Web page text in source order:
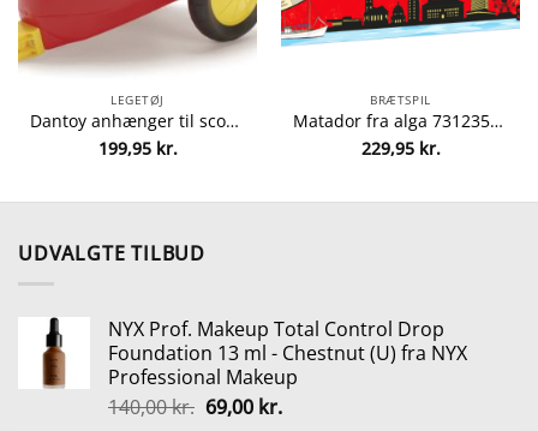
LEGETØJ
Dantoy anhænger til scooter fra dantoy 5701217033366
199,95 kr.
BRÆTSPIL
Matador fra alga 7312350127089
229,95 kr.
kr..
UDVALGTE TILBUD
NYX Prof. Makeup Total Control Drop
Foundation 13 ml - Chestnut (U) fra NYX
Professional Makeup
140,00kr. Den
69,00 kr.Den